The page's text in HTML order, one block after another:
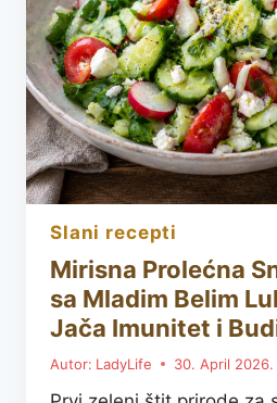
I
GRČKIM
JOGURTOM
slani recepti
Mirisna Prolećna
sa Mladim Belim
Jača Imunitet i
Autor: LadyLife 30. April 2026.